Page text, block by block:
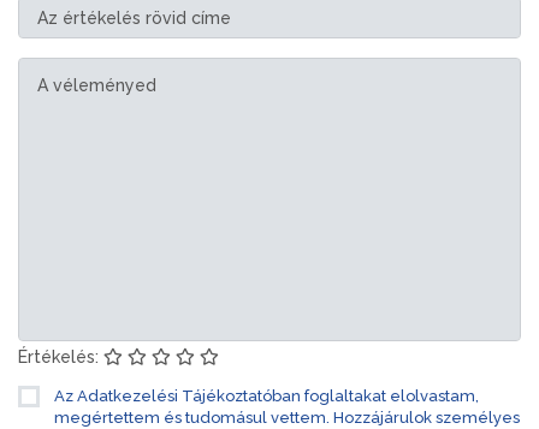
Értékelés:
Az Adatkezelési Tájékoztatóban foglaltakat elolvastam,
megértettem és tudomásul vettem. Hozzájárulok személyes